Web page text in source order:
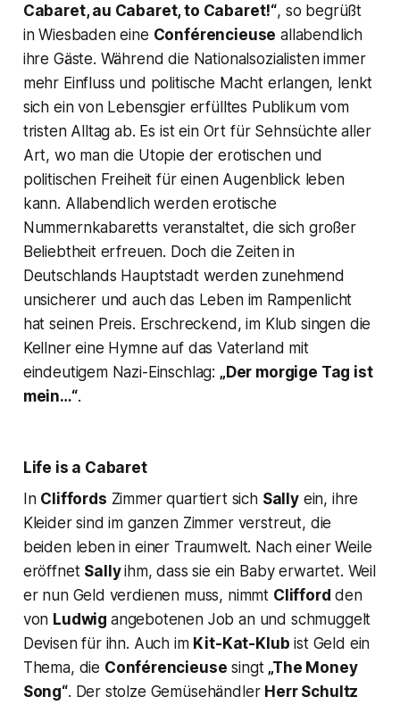
Cabaret, au Cabaret, to Cabaret!“, so begrüßt
in Wiesbaden eine Conférencieuse allabendlich
ihre Gäste. Während die Nationalsozialisten immer
mehr Einfluss und politische Macht erlangen, lenkt
sich ein von Lebensgier erfülltes Publikum vom
tristen Alltag ab. Es ist ein Ort für Sehnsüchte aller
Art, wo man die Utopie der erotischen und
politischen Freiheit für einen Augenblick leben
kann. Allabendlich werden erotische
Nummernkabaretts veranstaltet, die sich großer
Beliebtheit erfreuen. Doch die Zeiten in
Deutschlands Hauptstadt werden zunehmend
unsicherer und auch das Leben im Rampenlicht
hat seinen Preis. Erschreckend, im Klub singen die
Kellner eine Hymne auf das Vaterland mit
eindeutigem Nazi-Einschlag: „Der morgige Tag ist
mein…“.
Life is a Cabaret
In Cliffords Zimmer quartiert sich Sallyein, ihre
Kleider sind im ganzen Zimmer verstreut, die
beiden leben in einer Traumwelt. Nach einer Weile
eröffnet Sallyihm, dass sie ein Baby erwartet. Weil
er nun Geld verdienen muss, nimmt Clifford den
von Ludwig angebotenen Job an und schmuggelt
Devisen für ihn. Auch im Kit-Kat-Klub ist Geld ein
Thema, die Conférencieuse singt „The Money
Song“. Der stolze Gemüsehändler Herr Schultz